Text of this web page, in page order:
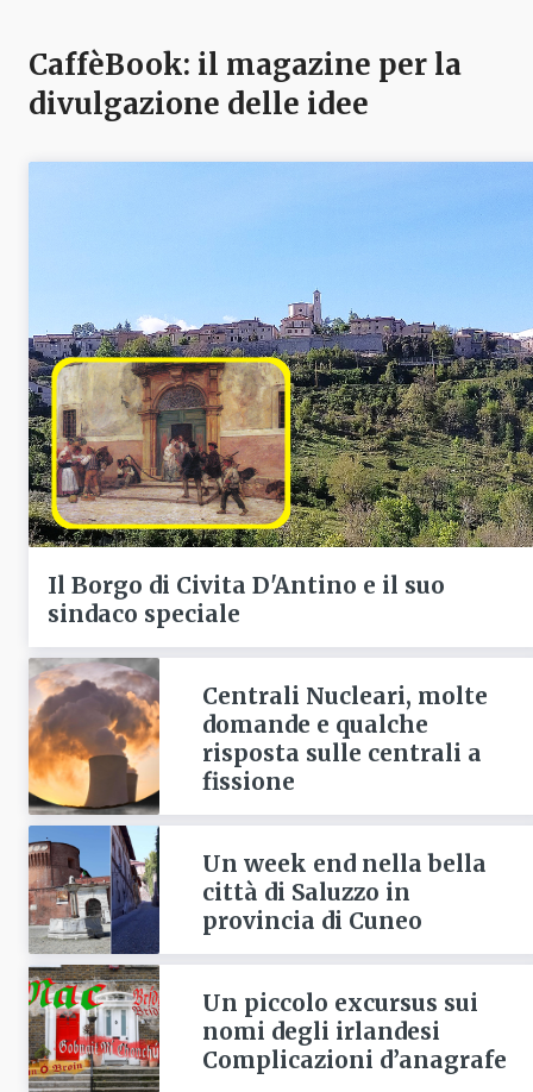
CaffèBook: il magazine per la
divulgazione delle idee
Il Borgo di Civita D'Antino e il suo
sindaco speciale
Centrali Nucleari, molte
domande e qualche
risposta sulle centrali a
fissione
Un week end nella bella
città di Saluzzo in
provincia di Cuneo
Un piccolo excursus sui
nomi degli irlandesi
Complicazioni d’anagrafe